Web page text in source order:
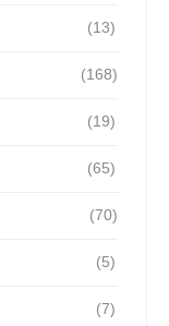
(13)
(168)
(19)
(65)
(70)
(5)
(7)